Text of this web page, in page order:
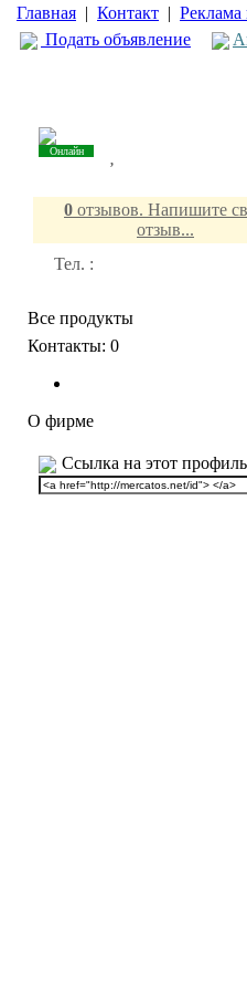
Главная | Контакт | Реклама
Подать объявление
Онлайн
,
0 отзывов. Напишите
отзыв...
Тел. :
Все продукты
Контакты: 0
О фирме
Ссылка на этот профиль